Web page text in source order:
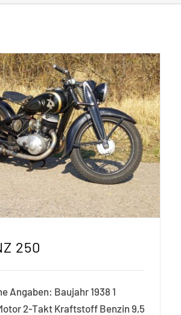
250
Angaben: Baujahr 1938 1
2-Takt Kraftstoff Benzin 9,5